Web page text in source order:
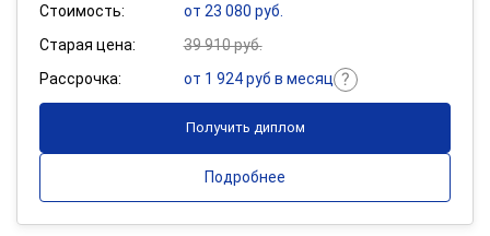
Стоимость:
от 23 080 руб.
Старая цена:
39 910 руб.
Рассрочка:
от 1 924 руб в месяц
Получить диплом
Подробнее